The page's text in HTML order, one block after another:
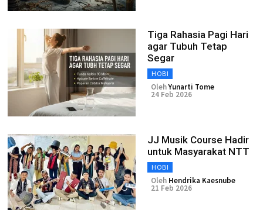
Tiga Rahasia Pagi Hari
agar Tubuh Tetap
Segar
HOBI
OlehYunarti Tome
24 Feb 2026
JJ Musik Course Hadir
untuk Masyarakat NTT
HOBI
Oleh Hendrika Kaesnube
21 Feb 2026